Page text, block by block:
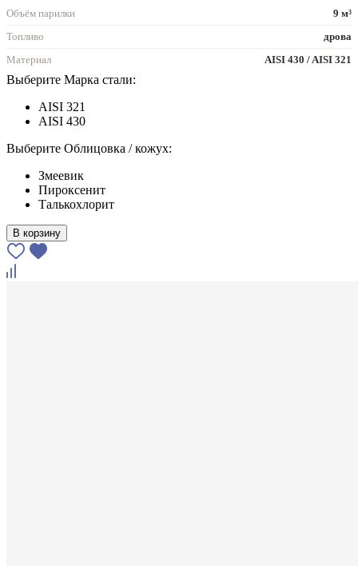
Объём парилки
9 м³
Топливо
дрова
Материал
AISI 430 / AISI 321
Выберите Марка стали:
AISI 321
AISI 430
Выберите Облицовка / кожух:
Змеевик
Пироксенит
Талькохлорит
В корзину